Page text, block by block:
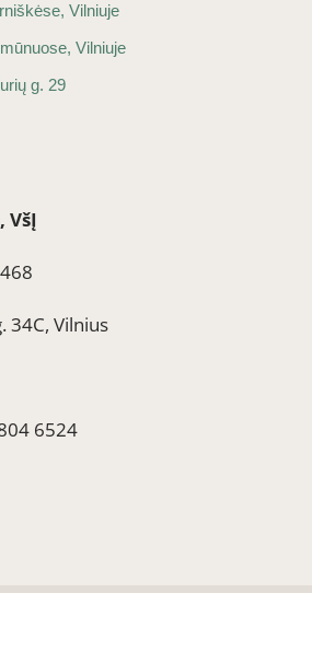
Vilniuje
Vilniuje
g. 29
VšĮ
34C, Vilnius
6524